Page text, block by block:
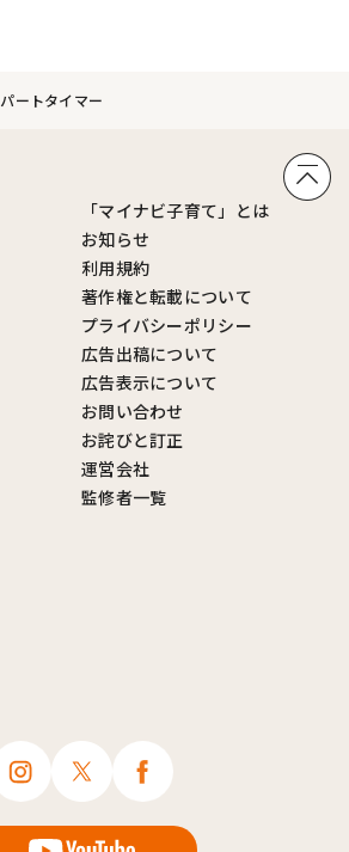
パートタイマー
「マイナビ子育て」とは
お知らせ
利用規約
著作権と転載について
プライバシーポリシー
広告出稿について
広告表示について
お問い合わせ
お詫びと訂正
運営会社
監修者一覧